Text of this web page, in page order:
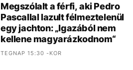
Megszólalt a férfi, aki Pedro
Pascallal lazult félmeztelenül
egy jachton: „Igazából nem
kellene magyarázkodnom“
TEGNAP 15:30 -KOR